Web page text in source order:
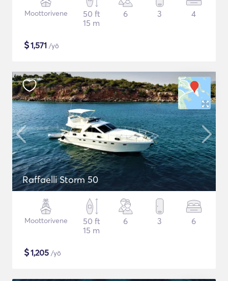
Moottorivene
50 ft
15 m
6 3 4
$1,571 /yö
Raffaelli Storm 50
Moottorivene
50 ft
15 m
6 3 6
$1,205 /yö